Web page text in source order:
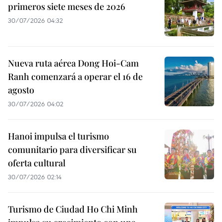
primeros siete meses de 2026
30/07/2026 04:32
Nueva ruta aérea Dong Hoi-Cam
Ranh comenzará a operar el 16 de
agosto
30/07/2026 04:02
Hanoi impulsa el turismo
comunitario para diversificar su
oferta cultural
30/07/2026 02:14
Turismo de Ciudad Ho Chi Minh